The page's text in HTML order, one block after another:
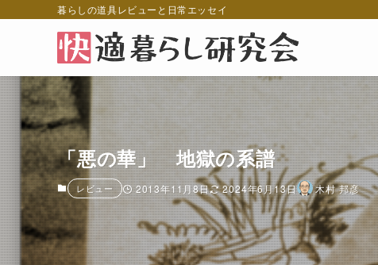
暮らしの道具レビューと日常エッセイ
「悪の華」 地獄の系譜
レビュー 2013年11月8日 2024年6月13日 木村 邦彦